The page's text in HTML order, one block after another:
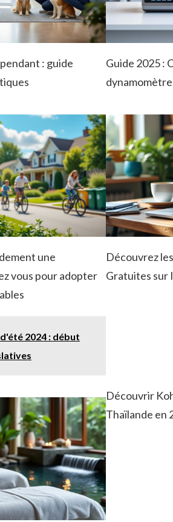
: guide
Guide 2025 :
une
vous pour adopter
2024 : début
Découvrez
Gratuites sur
Découvrir
Thaïlande en